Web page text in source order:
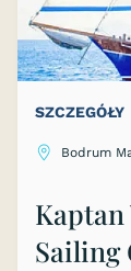
SZCZEGÓŁY
Bodrum
Kaptan
Sailing